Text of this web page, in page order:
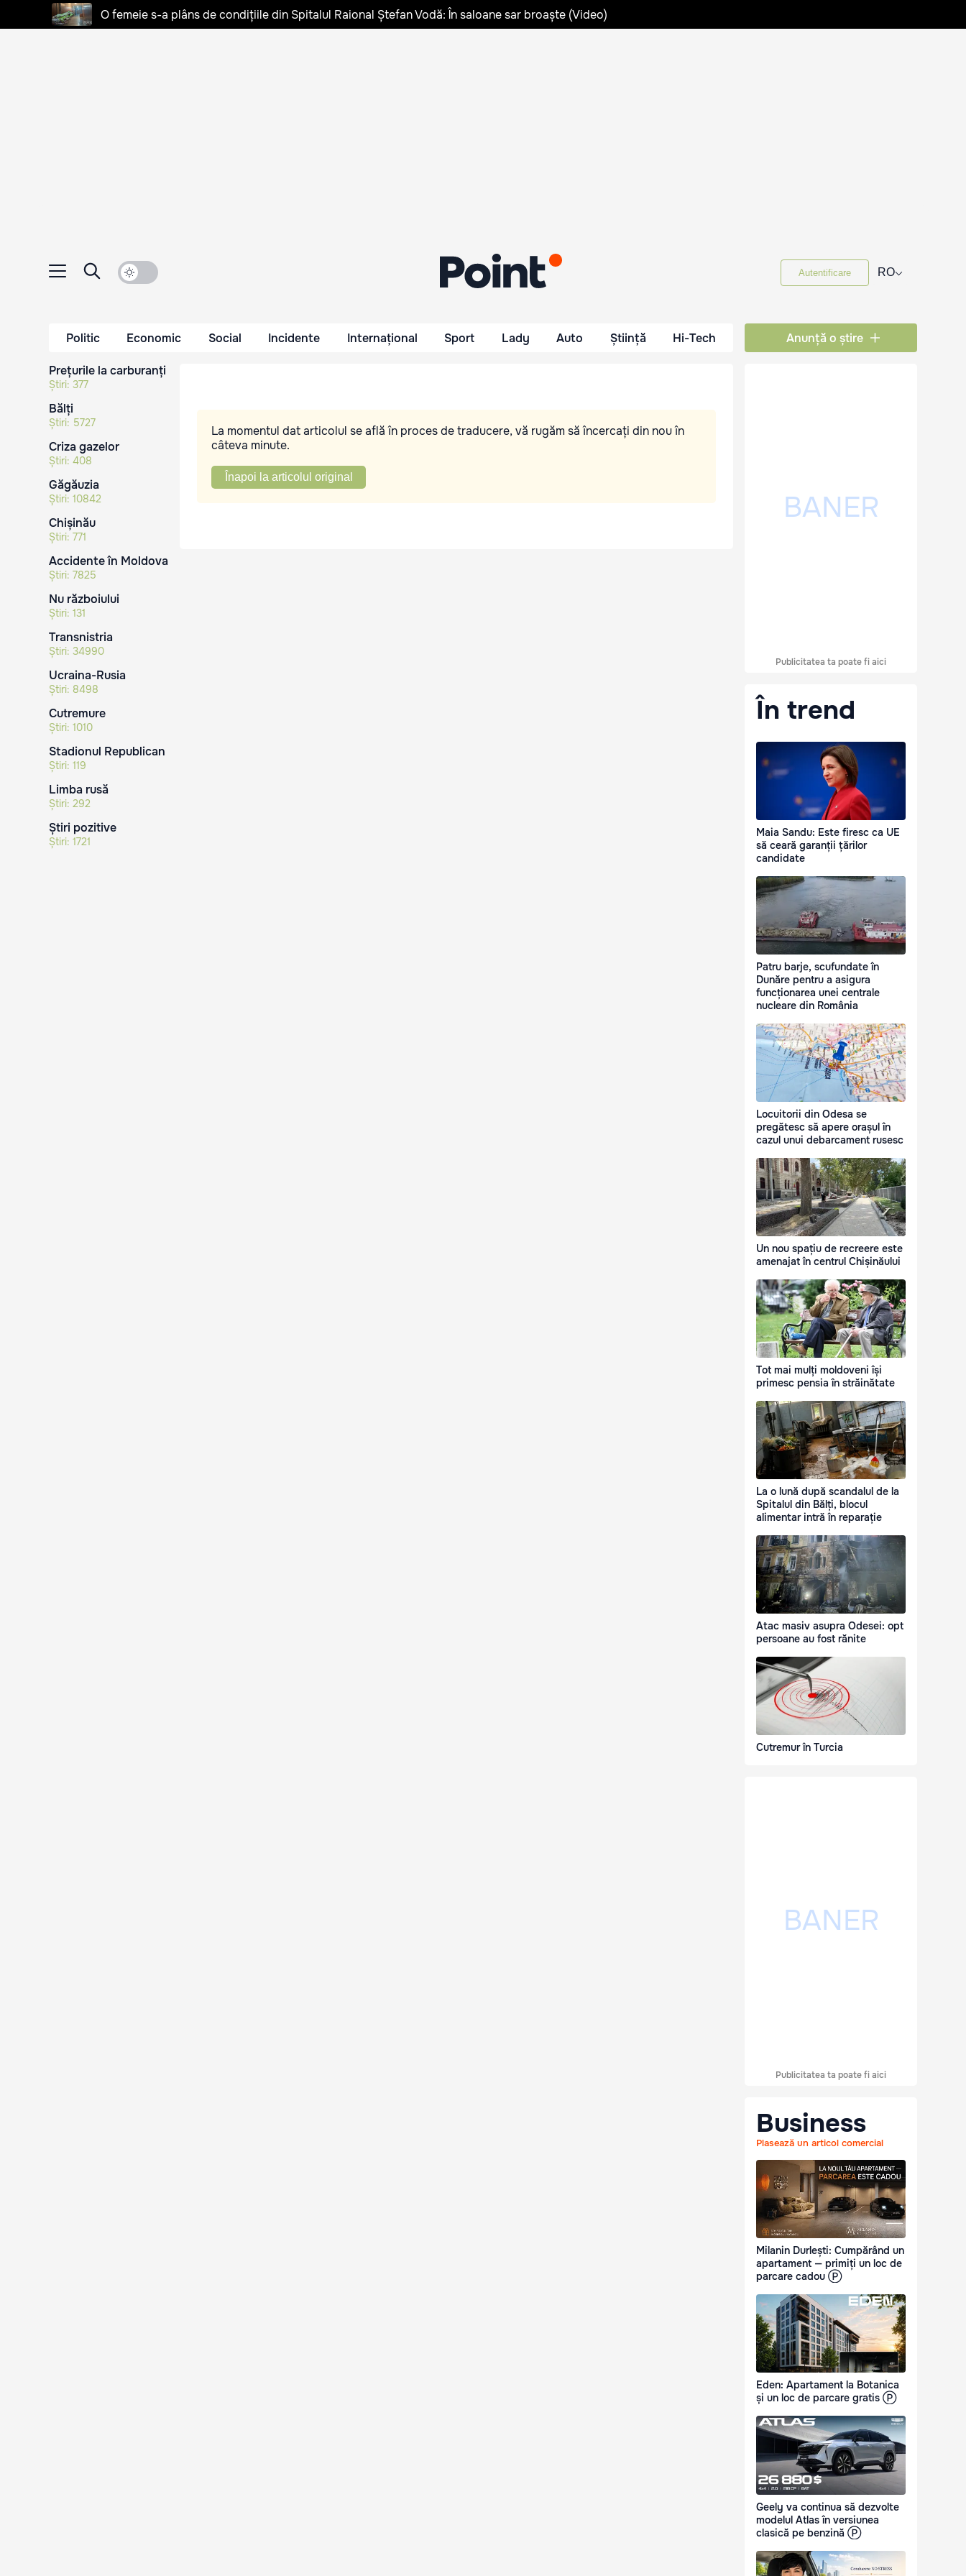
O femeie s-a plâns de condițiile din Spitalul Raional Ștefan Vodă: În saloane sar broaște (Video)
Autentificare RO⌵
Politic Economic Social Incidente Internațional Sport Lady Auto Știință Hi-Tech Anunță o știre
Prețurile la carburanți
Știri: 377
Bălți
Știri: 5727
Criza gazelor
Știri: 408
Găgăuzia
Știri: 10842
Chișinău
Știri: 771
Accidente în Moldova
Știri: 7825
Nu războiului
Știri: 131
Transnistria
Știri: 34990
Ucraina-Rusia
Știri: 8498
Cutremure
Știri: 1010
Stadionul Republican
Știri: 119
Limba rusă
Știri: 292
Știri pozitive
Știri: 1721
La momentul dat articolul se află în proces de traducere, vă rugăm să încercați din nou în
câteva minute.
Înapoi la articolul original
Publicitatea ta poate fi aici
În trend
Maia Sandu: Este firesc ca UE
să ceară garanții țărilor
candidate
Patru barje, scufundate în
Dunăre pentru a asigura
funcționarea unei centrale
nucleare din România
Locuitorii din Odesa se
pregătesc să apere orașul în
cazul unui debarcament rusesc
Un nou spațiu de recreere este
amenajat în centrul Chișinăului
Tot mai mulți moldoveni își
primesc pensia în străinătate
La o lună după scandalul de la
Spitalul din Bălți, blocul
alimentar intră în reparație
Atac masiv asupra Odesei: opt
persoane au fost rănite
Cutremur în Turcia
Publicitatea ta poate fi aici
Business
Plasează un articol comercial
Milanin Durlești: Cumpărând un
apartament — primiți un loc de
parcare cadou Ⓟ
Eden: Apartament la Botanica
și un loc de parcare gratis Ⓟ
Geely va continua să dezvolte
modelul Atlas în versiunea
clasică pe benzină Ⓟ